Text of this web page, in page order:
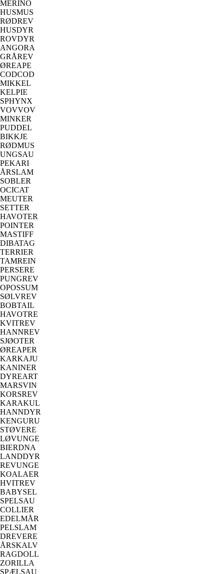
MERINO
HUSMUS
RØDREV
HUSDYR
ROVDYR
ANGORA
GRÅREV
ØREAPE
CODCOD
MIKKEL
KELPIE
SPHYNX
VOVVOV
MINKER
PUDDEL
BIKKJE
RØDMUS
UNGSAU
PEKARI
ÅRSLAM
SOBLER
OCICAT
MEUTER
SETTER
HAVOTER
POINTER
MASTIFF
DIBATAG
TERRIER
TAMREIN
PERSERE
PUNGREV
OPOSSUM
SØLVREV
BOBTAIL
HAVOTRE
KVITREV
HANNREV
SJØOTER
ØREAPER
KARKAJU
KANINER
DYREART
MARSVIN
KORSREV
KARAKUL
HANNDYR
KENGURU
STØVERE
LØVUNGE
BIERDNA
LANDDYR
REVUNGE
KOALAER
HVITREV
BABYSEL
SPELSAU
COLLIER
EDELMÅR
PELSLAM
DREVERE
ÅRSKALV
RAGDOLL
ZORILLA
SPÆLSAU